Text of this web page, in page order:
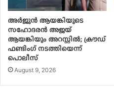
അർജുൻ ആയങ്കിയുടെ
സഹോദരൻ അജയ്
ആയങ്കിയും അറസ്റ്റിൽ; ക്രൗഡ്
ഫണ്ടിംഗ് നടത്തിയെന്ന്
പൊലീസ്
August 9, 2026